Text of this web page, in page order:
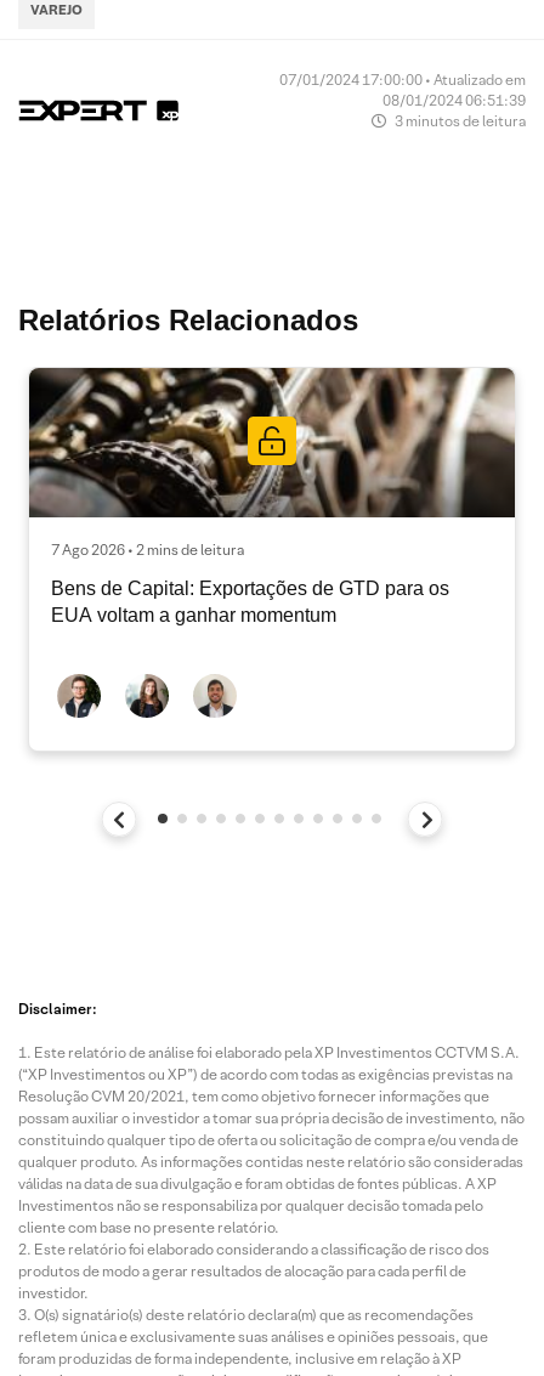
VAREJO
07/01/2024 17:00:00 • Atualizado em
08/01/2024 06:51:39
3 minutos de leitura
Relatórios Relacionados
7 Ago 2026 • 2 mins de leitura
Bens de Capital: Exportações de GTD para os
EUA voltam a ganhar momentum
Disclaimer:
Este relatório de análise foi elaborado pela XP Investimentos CCTVM S.A.
(“XP Investimentos ou XP”) de acordo com todas as exigências previstas na
Resolução CVM 20/2021, tem como objetivo fornecer informações que
possam auxiliar o investidor a tomar sua própria decisão de investimento, não
constituindo qualquer tipo de oferta ou solicitação de compra e/ou venda de
qualquer produto. As informações contidas neste relatório são consideradas
válidas na data de sua divulgação e foram obtidas de fontes públicas. A XP
Investimentos não se responsabiliza por qualquer decisão tomada pelo
cliente com base no presente relatório.
Este relatório foi elaborado considerando a classificação de risco dos
produtos de modo a gerar resultados de alocação para cada perfil de
investidor.
O(s) signatário(s) deste relatório declara(m) que as recomendações
refletem única e exclusivamente suas análises e opiniões pessoais, que
foram produzidas de forma independente, inclusive em relação à XP